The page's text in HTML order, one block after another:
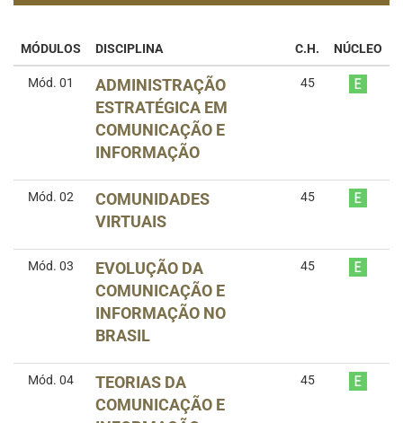
MÓDULOS DISCIPLINA C.H. NÚCLEO
Mód. 01
ADMINISTRAÇÃO
ESTRATÉGICA EM
COMUNICAÇÃO E
INFORMAÇÃO
45
Mód. 02
COMUNIDADES
VIRTUAIS
45
Mód. 03
EVOLUÇÃO DA
COMUNICAÇÃO E
INFORMAÇÃO NO
BRASIL
45
Mód. 04
TEORIAS DA
COMUNICAÇÃO E
45